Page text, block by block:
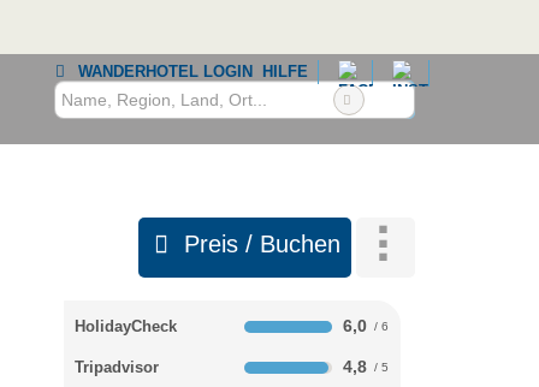
WANDERHOTEL LOGIN HILFE
Preis / Buchen
HolidayCheck 6,0
Tripadvisor 4,8